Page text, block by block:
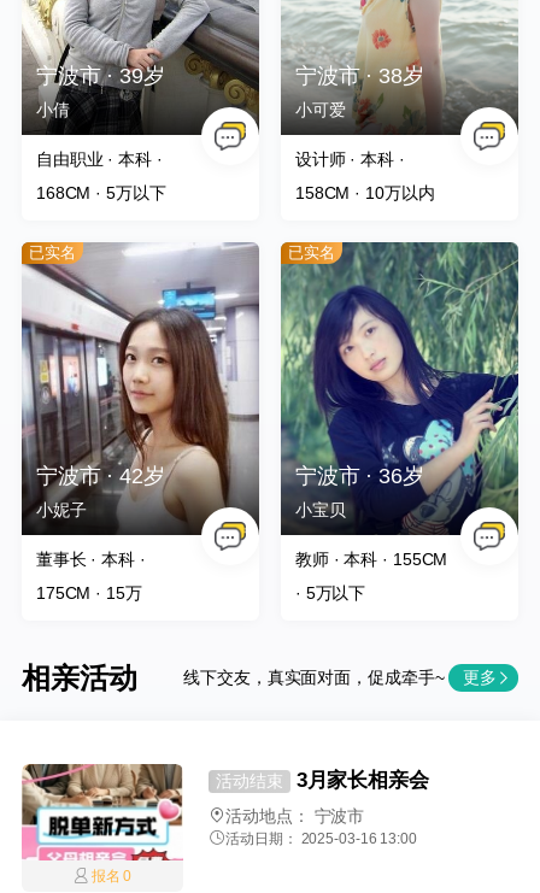
宁波市 · 39岁
小倩
自由职业 · 本科 ·
168CM · 5万以下
宁波市 · 38岁
小可爱
设计师 · 本科 ·
158CM · 10万以内
已实名
宁波市 · 42岁
小妮子
董事长 · 本科 ·
175CM · 15万
已实名
宁波市 · 36岁
小宝贝
教师 · 本科 · 155CM
· 5万以下
相亲活动 线下交友，真实面对面，促成牵手~ 更多
报名 0
活动结束 3月家长相亲会
活动地点： 宁波市
活动日期： 2025-03-16 13:00